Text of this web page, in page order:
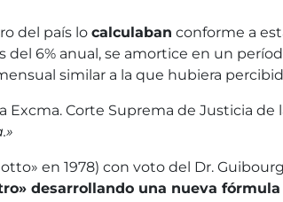
del país localculaban conforme a
6% anual, se amortice en un
similar a la que hubiera
Excma. Corte Suprema de Justicia
en 1978) con voto del Dr.
desarrollando una nueva